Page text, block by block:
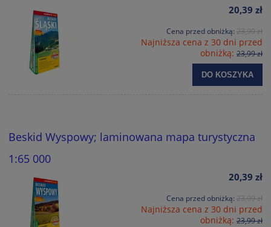
20,39 zł
Cena przed obniżką: 23,99 zł
Najniższa cena z 30 dni przed
obniżką: 23,99 zł
DO KOSZYKA
Beskid Wyspowy; laminowana mapa turystyczna
1:65 000
20,39 zł
Cena przed obniżką: 23,99 zł
Najniższa cena z 30 dni przed
obniżką: 23,99 zł